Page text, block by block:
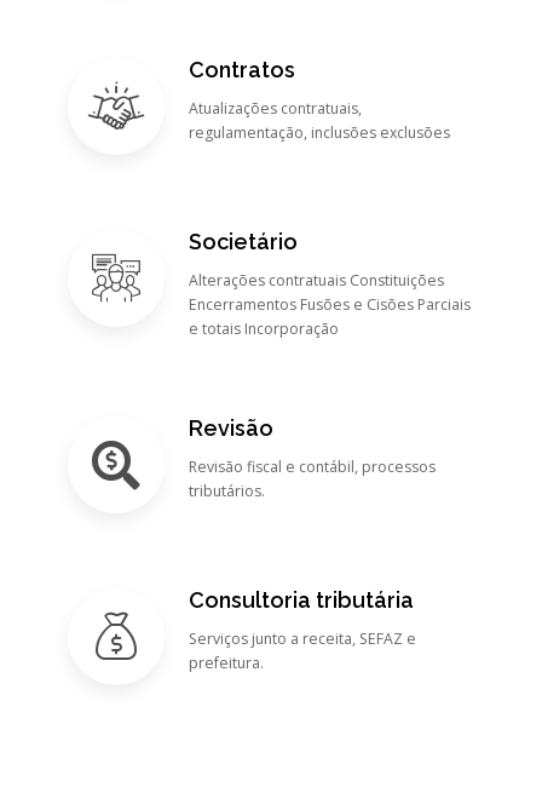
Contratos
Atualizações contratuais,
regulamentação, inclusões exclusões
Societário
Alterações contratuais Constituições
Encerramentos Fusões e Cisões Parciais
e totais Incorporação
Revisão
Revisão fiscal e contábil, processos
tributários.
Consultoria tributária
Serviços junto a receita, SEFAZ e
prefeitura.